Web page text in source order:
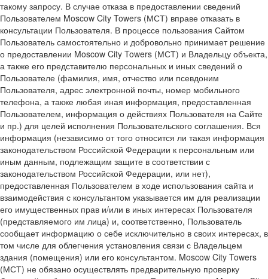
такому запросу. В случае отказа в предоставлении сведений
Пользователем Moscow City Towers (МСТ) вправе отказать в
консультации Пользователя. В процессе пользования Сайтом
Пользователь самостоятельно и добровольно принимает решение
о предоставлении Moscow City Towers (МСТ) и Владельцу объекта,
а также его представителю персональных и иных сведений о
Пользователе (фамилия, имя, отчество или псевдоним
Пользователя, адрес электронной почты, номер мобильного
телефона, а также любая иная информация, предоставленная
Пользователем, информация о действиях Пользователя на Сайте
и пр.) для целей исполнения Пользовательского соглашения. Вся
информация (независимо от того относится ли такая информация
законодательством Российской Федерации к персональным или
иным данным, подлежащим защите в соответствии с
законодательством Российской Федерации, или нет),
предоставленная Пользователем в ходе использования сайта и
взаимодействия с консультантом указывается им для реализации
его имущественных прав и/или в иных интересах Пользователя
(представляемого им лица) и, соответственно, Пользователь
сообщает информацию о себе исключительно в своих интересах, в
том числе для облегчения установления связи с Владельцем
здания (помещения) или его консультантом. Moscow City Towers
(МСТ) не обязано осуществлять предварительную проверку